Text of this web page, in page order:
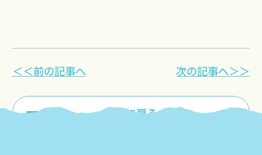
＜＜前の記事へ
一覧に戻る
次の記事へ＞＞